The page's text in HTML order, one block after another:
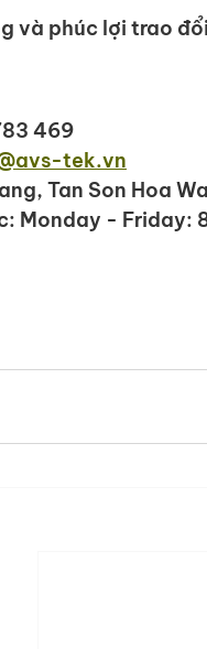
và phúc lợi trao
469
tek.vn
Tan Son Hoa
Monday - Friday: